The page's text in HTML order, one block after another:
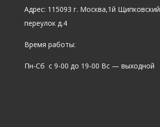
Адрес: 115093 г. Москва,1й Щипковский
переулок д.4
Время работы:
Пн-Сб с 9-00 до 19-00 Вс — выходной